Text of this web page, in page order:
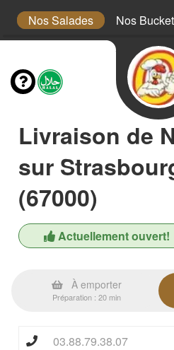
Nos Salades Nos
Livraison de
sur
(67000)
Actuellement ouvert!
À emporter
Préparation : 20 min
03.88.79.38.07